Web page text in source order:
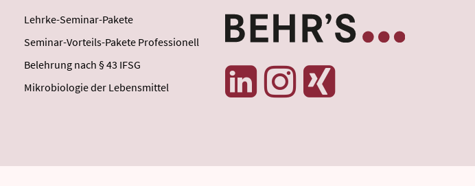
Lehrke-Seminar-Pakete
Seminar-Vorteils-Pakete Professionell
Belehrung nach § 43 IFSG
Mikrobiologie der Lebensmittel